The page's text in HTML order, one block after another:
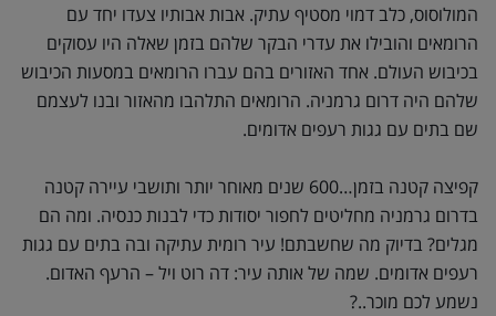
המולוסוס, כלב דמוי מסטיף עתיק. אבות אבותיו צעדו יחד עם
הרומאים והובילו את עדרי הבקר שלהם בזמן שאלה היו עסוקים
בכיבוש העולם. אחד האזורים בהם עברו הרומאים במסעות הכיבוש
שלהם היה דרום גרמניה. הרומאים התלהבו מהאזור ובנו לעצמם
שם בתים עם גגות רעפים אדומים.
קפיצה קטנה בזמן…600 שנים מאוחר יותר ותושבי עיירה קטנה
בדרום גרמניה מחליטים לחפור יסודות כדי לבנות כנסיה. ומה הם
מגלים? בדיוק מה שחשבתם! עיר רומית עתיקה ובה בתים עם גגות
רעפים אדומים. שמה של אותה עיר: דה רוט ויל – הרעף האדום.
נשמע לכם מוכר..?